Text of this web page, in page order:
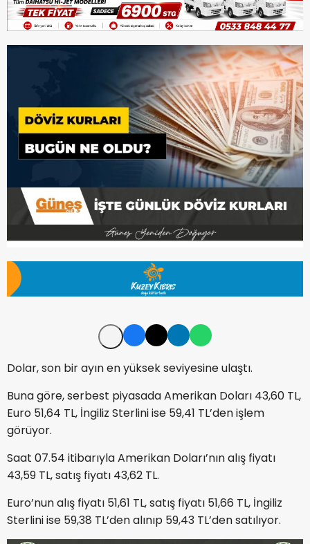
Dolar, son bir ayın en yüksek seviyesine ulaştı.
Buna göre, serbest piyasada Amerikan Doları 43,60 TL,
Euro 51,64 TL, İngiliz Sterlini ise 59,41 TL’den işlem
görüyor.
Saat 07.54 itibarıyla Amerikan Doları’nın alış fiyatı
43,59 TL, satış fiyatı 43,62 TL.
Euro’nun alış fiyatı 51,61 TL, satış fiyatı 51,66 TL, İngiliz
Sterlini ise 59,38 TL’den alınıp 59,43 TL’den satılıyor.